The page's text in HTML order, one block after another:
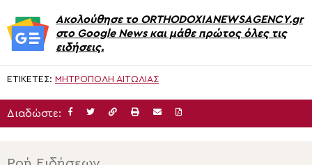
Ακολούθησε το ORTHODOXIANEWSAGENCY.gr
στο Google News και μάθε πρώτος όλες τις
ειδήσεις.
ΕΤΙΚΈΤΕΣ: ΜΗΤΡΌΠΟΛΗ ΑΙΤΩΛΊΑΣ
Διαδώστε: